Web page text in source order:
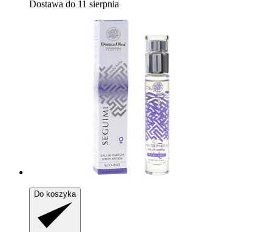
Dostawa do 11 sierpnia
Do koszyka